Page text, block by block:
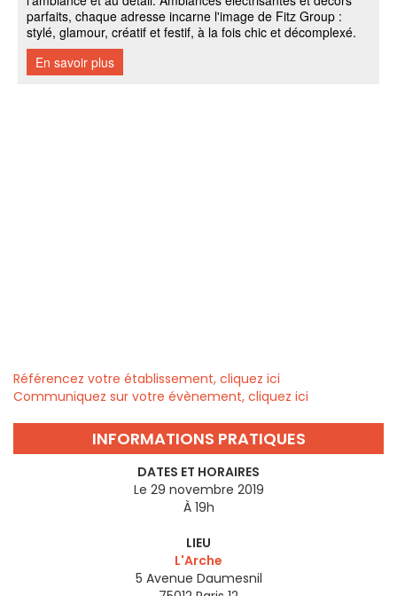
Référencez votre établissement, cliquez ici
Communiquez sur votre évènement, cliquez ici
INFORMATIONS PRATIQUES
DATES ET HORAIRES
Le 29 novembre 2019
À 19h
LIEU
L'Arche
5 Avenue Daumesnil